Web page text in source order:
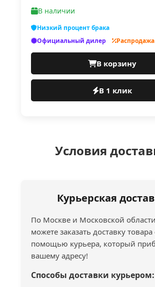
В наличии
Низкий процент брака
Официальный дилер
Распродажа
В корзину
В 1 клик
Условия
Курьерская
По Москве и Московской
можете заказать доставку товара
помощью курьера, который
вашему адресу!
Способы доставки курьером: